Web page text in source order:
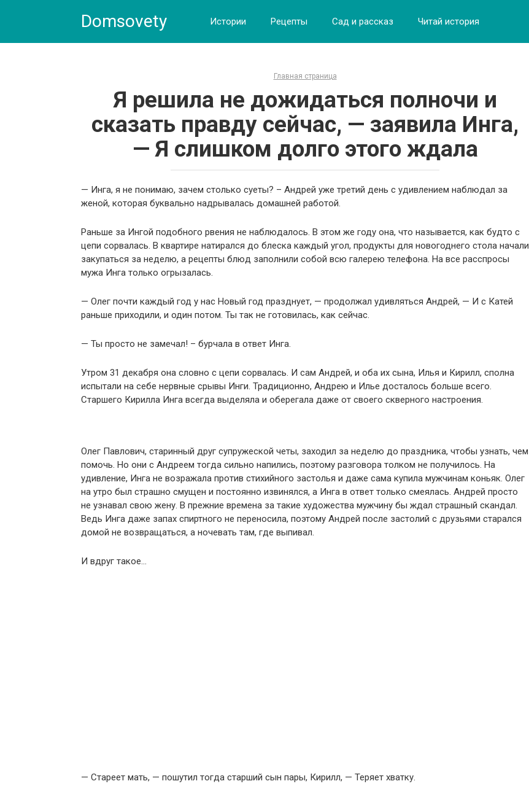
Domsovety Истории Рецепты Сад и рассказ Читай история
Главная страница
Я решила не дожидаться полночи и
сказать правду сейчас, — заявила Инга,
— Я слишком долго этого ждала
— Инга, я не понимаю, зачем столько суеты? – Андрей уже третий день с удивлением наблюдал за
женой, которая буквально надрывалась домашней работой.
Раньше за Ингой подобного рвения не наблюдалось. В этом же году она, что называется, как будто с
цепи сорвалась. В квартире натирался до блеска каждый угол, продукты для новогоднего стола начали
закупаться за неделю, а рецепты блюд заполнили собой всю галерею телефона. На все расспросы
мужа Инга только огрызалась.
— Олег почти каждый год у нас Новый год празднует, — продолжал удивляться Андрей, — И с Катей
раньше приходили, и один потом. Ты так не готовилась, как сейчас.
— Ты просто не замечал! – бурчала в ответ Инга.
Утром 31 декабря она словно с цепи сорвалась. И сам Андрей, и оба их сына, Илья и Кирилл, сполна
испытали на себе нервные срывы Инги. Традиционно, Андрею и Илье досталось больше всего.
Старшего Кирилла Инга всегда выделяла и оберегала даже от своего скверного настроения.
Олег Павлович, старинный друг супружеской четы, заходил за неделю до праздника, чтобы узнать, чем
помочь. Но они с Андреем тогда сильно напились, поэтому разговора толком не получилось. На
удивление, Инга не возражала против стихийного застолья и даже сама купила мужчинам коньяк. Олег
на утро был страшно смущен и постоянно извинялся, а Инга в ответ только смеялась. Андрей просто
не узнавал свою жену. В прежние времена за такие художества мужчину бы ждал страшный скандал.
Ведь Инга даже запах спиртного не переносила, поэтому Андрей после застолий с друзьями старался
домой не возвращаться, а ночевать там, где выпивал.
И вдруг такое…
— Стареет мать, — пошутил тогда старший сын пары, Кирилл, — Теряет хватку.